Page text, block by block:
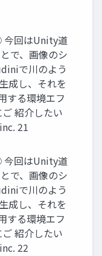
回はUnity道
で、画像のシ
で川のよう
成し、それを
する環境エフ
紹介したい
21
回はUnity道
で、画像のシ
で川のよう
成し、それを
する環境エフ
紹介したい
22